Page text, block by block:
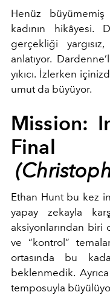
Henüz
kadının hikâyesi.
gerçekliği
anlatıyor.
yıkıcı. İzlerken
umut da büyüyor.
Mission:
Final
Ethan Hunt bu kez
yapay zekayla
aksiyonlarından biri
ve “kontrol”
ortasında bu
beklenmedik.
temposuyla